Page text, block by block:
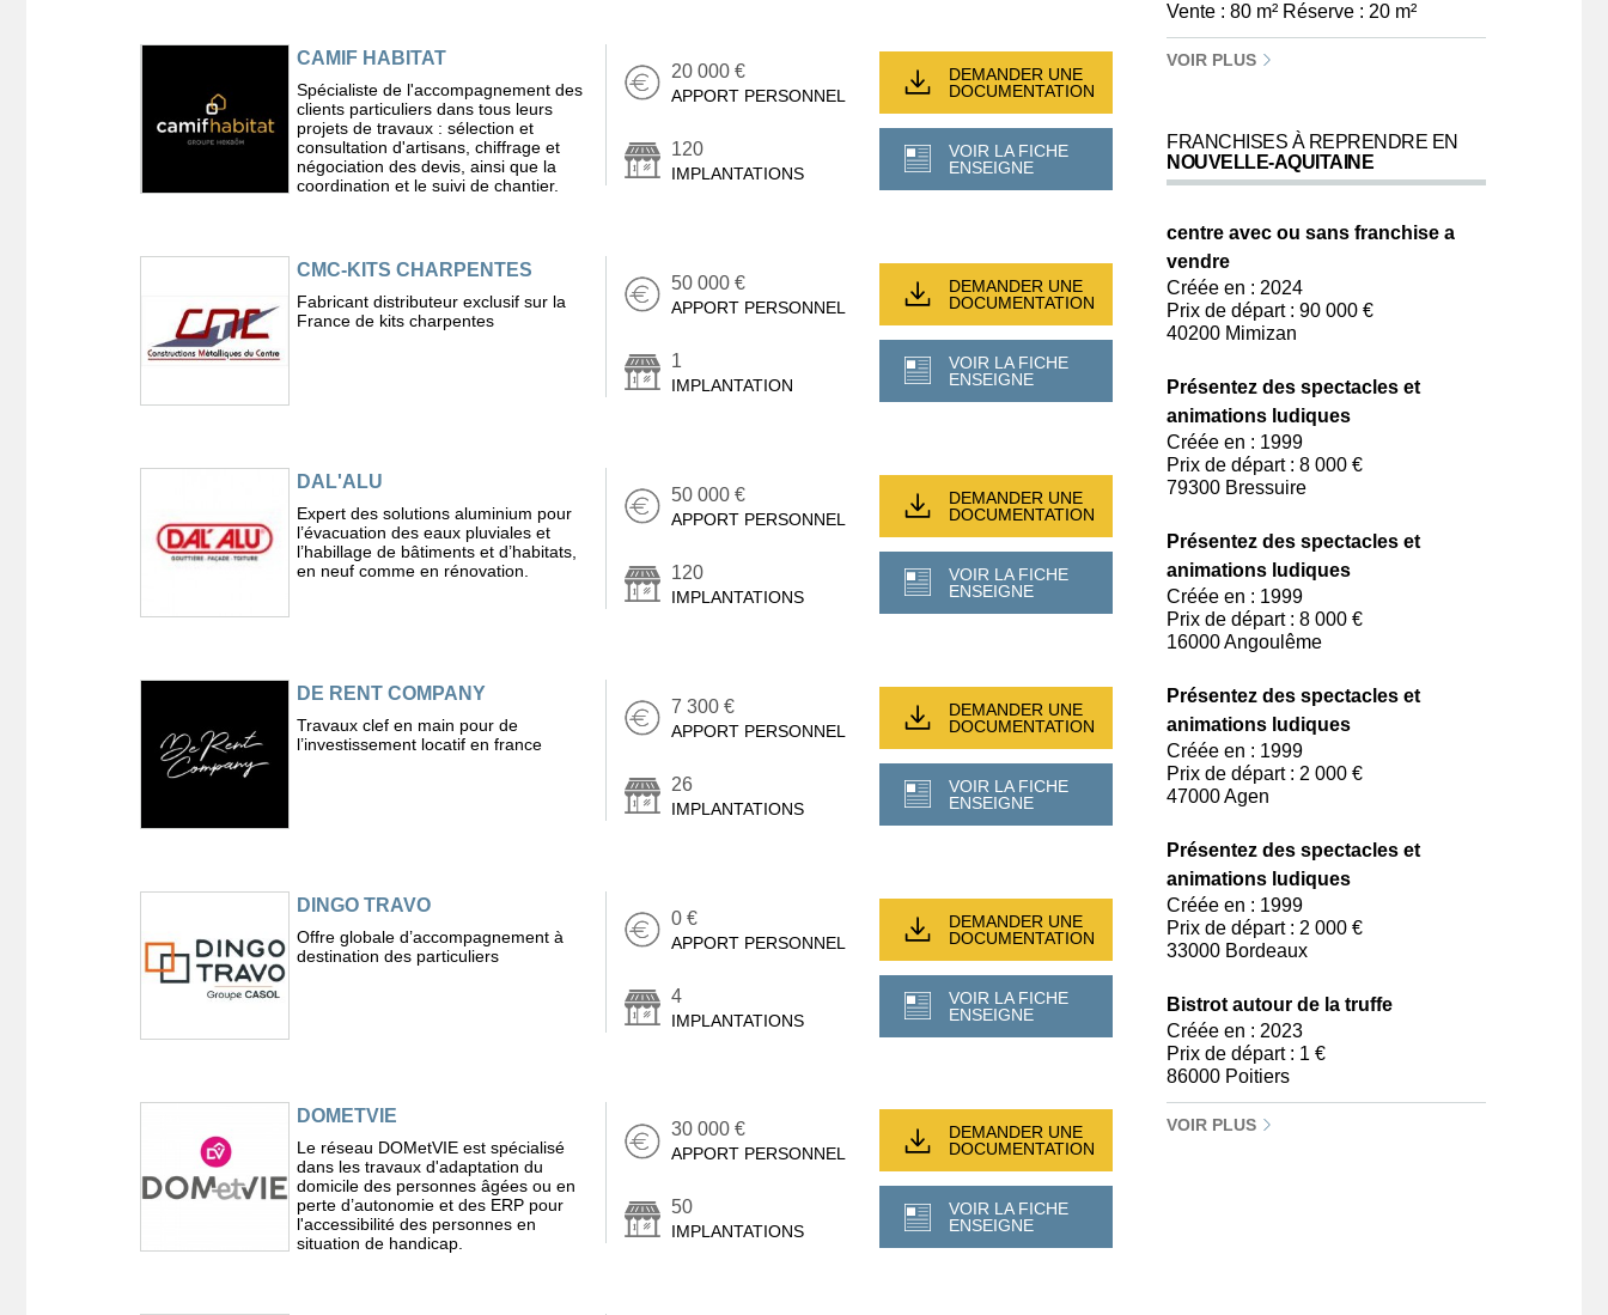
CAMIF HABITAT
Spécialiste de l'accompagnement des
clients particuliers dans tous leurs
projets de travaux : sélection et
consultation d'artisans, chiffrage et
négociation des devis, ainsi que la
coordination et le suivi de chantier.
20 000 €
APPORT PERSONNEL
120
IMPLANTATIONS
DEMANDER UNE
DOCUMENTATION
VOIR LA FICHE
ENSEIGNE
CMC-KITS CHARPENTES
Fabricant distributeur exclusif sur la
France de kits charpentes
50 000 €
APPORT PERSONNEL
1
IMPLANTATION
DEMANDER UNE
DOCUMENTATION
VOIR LA FICHE
ENSEIGNE
DAL'ALU
Expert des solutions aluminium pour
l’évacuation des eaux pluviales et
l’habillage de bâtiments et d’habitats,
en neuf comme en rénovation.
50 000 €
APPORT PERSONNEL
120
IMPLANTATIONS
DEMANDER UNE
DOCUMENTATION
VOIR LA FICHE
ENSEIGNE
DE RENT COMPANY
Travaux clef en main pour de
l’investissement locatif en france
7 300 €
APPORT PERSONNEL
26
IMPLANTATIONS
DEMANDER UNE
DOCUMENTATION
VOIR LA FICHE
ENSEIGNE
DINGO TRAVO
Offre globale d’accompagnement à
destination des particuliers
0 €
APPORT PERSONNEL
4
IMPLANTATIONS
DEMANDER UNE
DOCUMENTATION
VOIR LA FICHE
ENSEIGNE
DOMETVIE
Le réseau DOMetVIE est spécialisé
dans les travaux d'adaptation du
domicile des personnes âgées ou en
perte d’autonomie et des ERP pour
l'accessibilité des personnes en
situation de handicap.
30 000 €
APPORT PERSONNEL
50
IMPLANTATIONS
DEMANDER UNE
DOCUMENTATION
VOIR LA FICHE
ENSEIGNE
Vente : 80 m² Réserve : 20 m²
VOIR PLUS
FRANCHISES À REPRENDRE EN
NOUVELLE-AQUITAINE
centre avec ou sans franchise a
vendre
Créée en : 2024
Prix de départ : 90 000 €
40200 Mimizan
Présentez des spectacles et
animations ludiques
Créée en : 1999
Prix de départ : 8 000 €
79300 Bressuire
Présentez des spectacles et
animations ludiques
Créée en : 1999
Prix de départ : 8 000 €
16000 Angoulême
Présentez des spectacles et
animations ludiques
Créée en : 1999
Prix de départ : 2 000 €
47000 Agen
Présentez des spectacles et
animations ludiques
Créée en : 1999
Prix de départ : 2 000 €
33000 Bordeaux
Bistrot autour de la truffe
Créée en : 2023
Prix de départ : 1 €
86000 Poitiers
VOIR PLUS